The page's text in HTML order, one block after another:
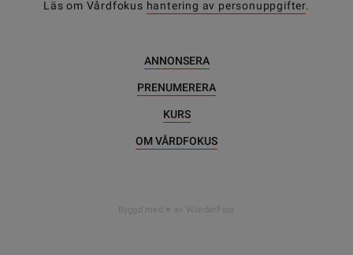
Läs om Vårdfokus hantering av personuppgifter.
ANNONSERA
PRENUMERERA
KURS
OM VÅRDFOKUS
Byggd med av WonderFour